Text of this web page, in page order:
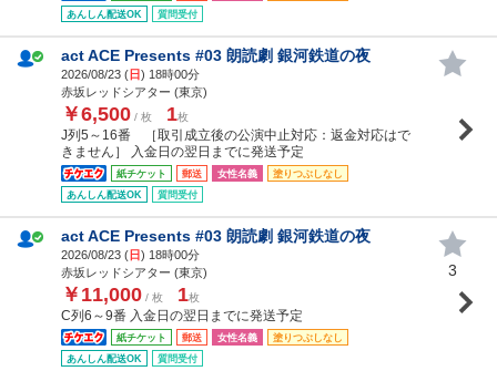
あんしん配送OK 質問受付
act ACE Presents #03 朗読劇 銀河鉄道の夜
2026/08/23 (日) 18時00分
赤坂レッドシアター (東京)
￥6,500 / 枚 1枚
J列5～16番 ［取引成立後の公演中止対応：返金対応はで
きません］ 入金日の翌日までに発送予定
紙チケット 郵送 女性名義
塗りつぶしなし
あんしん配送OK
質問受付
act ACE Presents #03 朗読劇 銀河鉄道の夜
2026/08/23 (日) 18時00分
赤坂レッドシアター (東京)
￥11,000 / 枚 1枚
C列6～9番 入金日の翌日までに発送予定
紙チケット 郵送 女性名義
塗りつぶしなし
あんしん配送OK
質問受付
3